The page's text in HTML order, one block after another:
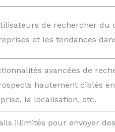
de rechercher du
et les tendances
avancées de
hautement ciblés
la localisation, etc.
illimités pour envoyer